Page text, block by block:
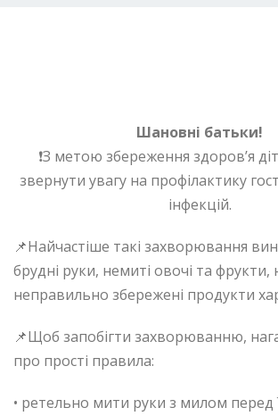
Шановні батьки!
❗З метою збереження здоров’я
звернути увагу на профілактику
інфекцій.
📌Найчастіше такі захворювання
брудні руки, немиті овочі та фрукти,
неправильно збережені продукти
📌Щоб запобігти захворюванню,
про прості правила:
• ретельно мити руки з милом перед